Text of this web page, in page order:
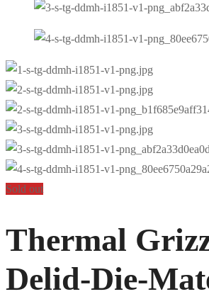
Sold out
Thermal
Delid-Die-